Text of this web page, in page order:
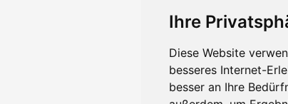
Ihre
Diese Website
besseres Internet-
besser an Ihre